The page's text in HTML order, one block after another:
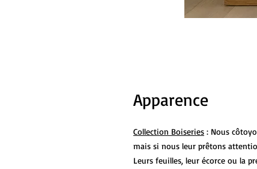
Apparence
Collection Boiseries : Nous
mais si nous leur prêtons
Leurs feuilles, leur écorce ou la